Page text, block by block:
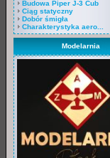
Budowa Piper J-3 Cub
Ciąg statyczny
Dobór śmigła
Charakterystyka aero...
Modelarnia